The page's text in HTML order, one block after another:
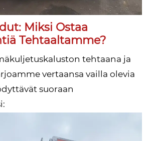
Miksi Ostaa
Tehtaaltamme?
tehtaana ja
vertaansa vailla olevia
suoraan